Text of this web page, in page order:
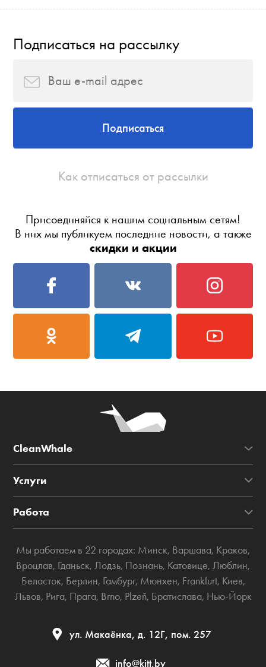
Подписаться на рассылку
Подписаться
Как отписаться от рассылки
Присоединяйся к нашим социальным сетям!
В них мы публикуем последние новости, а также
скидки и акции
CleanWhale
Услуги
Работа
Мы работаем в 22 городах: Минск, Варшава, Краков,
Вроцлав, Гданьск, Лодзь, Познань, Катовице, Люблин,
Беласток, Берлин, Гамбург, Мюнхен, Frankfurt, Киев,
Львов, Рига, Прага, Brno, Plzeň, Братислава, Нью-Йорк
ул. Макаёнка, д. 12Г, пом. 257
info@kitt.by